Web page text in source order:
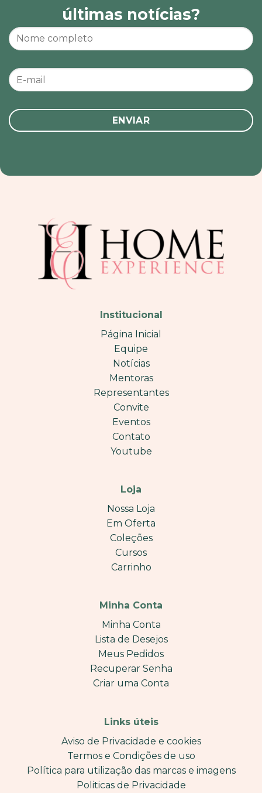
últimas notícias?
Institucional
Página Inicial
Equipe
Notícias
Mentoras
Representantes
Convite
Eventos
Contato
Youtube
Loja
Nossa Loja
Em Oferta
Coleções
Cursos
Carrinho
Minha Conta
Minha Conta
Lista de Desejos
Meus Pedidos
Recuperar Senha
Criar uma Conta
Links úteis
Aviso de Privacidade e cookies
Termos e Condições de uso
Política para utilização das marcas e imagens
Politicas de Privacidade